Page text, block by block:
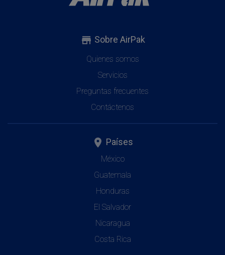
store Sobre AirPak
Quienes somos
Servicios
Preguntas frecuentes
Contáctenos
place Países
México
Guatemala
Honduras
El Salvador
Nicaragua
Costa Rica